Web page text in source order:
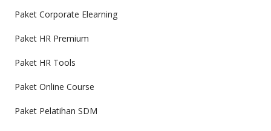
Paket Corporate Elearning
Paket HR Premium
Paket HR Tools
Paket Online Course
Paket Pelatihan SDM